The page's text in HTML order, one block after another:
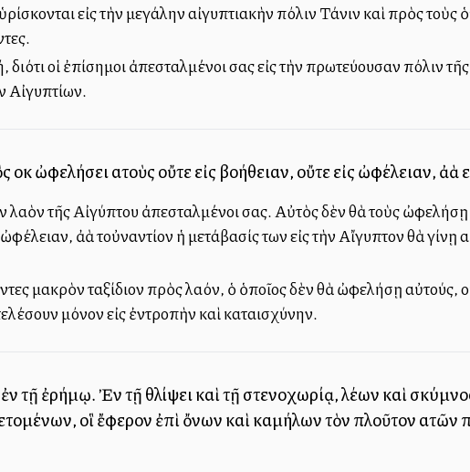
εἰς τὴν μεγάλην αἰγυπτιακὴν πόλιν Τάνιν καὶ πρὸς
οἱ ἐπίσημοι ἀπεσταλμένοι σας εἰς τὴν πρωτεύουσαν πόλιν
Αἰγυπτίων.
ὠφελήσει αὐτοὺς οὔτε εἰς βοήθειαν, οὔτε εἰς ὠφέλειαν, ἀλλὰ
τῆς Αἰγύπτου ἀπεσταλμένοι σας. Αὐτὸς δὲν θὰ τοὺς ὠφελήσῃ
ἀλλὰ τοὐναντίον ἡ μετάβασίς των εἰς τὴν Αἴγυπτον θὰ γίνῃ
μακρὸν ταξίδιον πρὸς λαόν, ὁ ὁποῖος δὲν θὰ ὠφελήσῃ αὐτούς,
μόνον εἰς ἐντροπὴν καὶ καταισχύνην.
τῇ ἐρήμῳ. Ἐν τῇ θλίψει καὶ τῇ στενοχωρίᾳ, λέων καὶ
οἳ ἔφερον ἐπὶ ὄνων καὶ καμήλων τὸν πλοῦτον αὐτῶν